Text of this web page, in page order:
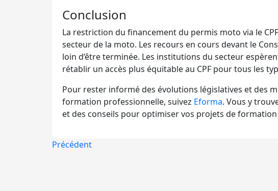
Conclusion
La restriction du financement du permis moto via le
secteur de la moto. Les recours en cours devant le
loin d’être terminée. Les institutions du secteur
rétablir un accès plus équitable au CPF pour tous les
Pour rester informé des évolutions législatives et des
formation professionnelle, suivez Eforma. Vous y
et des conseils pour optimiser vos projets de
Précédent